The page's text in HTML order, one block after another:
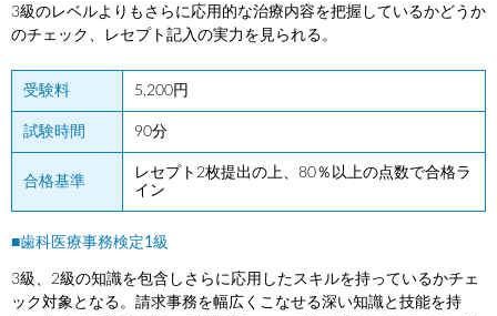
3級のレベルよりもさらに応用的な治療内容を把握しているかどうか
のチェック、レセプト記入の実力を見られる。
受験料 5,200円
試験時間 90分
合格基準
レセプト2枚提出の上、80％以上の点数で合格ラ
イン
■歯科医療事務検定1級
3級、2級の知識を包含しさらに応用したスキルを持っているかチェ
ック対象となる。請求事務を幅広くこなせる深い知識と技能を持